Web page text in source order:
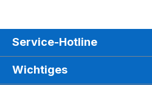
Service-Hotline
Wichtiges